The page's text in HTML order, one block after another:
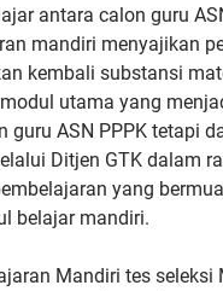
antara calon guru
mandiri menyajikan
kembali substansi
utama yang
guru ASN PPPK tetapi
Ditjen GTK dalam
yang
belajar mandiri.
Mandiri tes